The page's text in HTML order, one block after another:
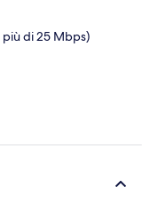
di 25 Mbps)